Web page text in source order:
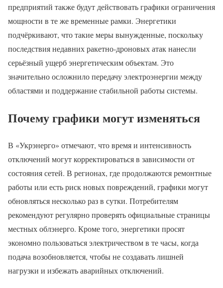
предприятий также будут действовать графики ограничения
мощности в те же временные рамки. Энергетики
подчёркивают, что такие меры вынужденные, поскольку
последствия недавних ракетно-дроновых атак нанесли
серьёзный ущерб энергетическим объектам. Это
значительно осложнило передачу электроэнергии между
областями и поддержание стабильной работы системы.
Почему графики могут изменяться
В «Укрэнерго» отмечают, что время и интенсивность
отключений могут корректироваться в зависимости от
состояния сетей. В регионах, где продолжаются ремонтные
работы или есть риск новых повреждений, графики могут
обновляться несколько раз в сутки. Потребителям
рекомендуют регулярно проверять официальные страницы
местных облэнерго. Кроме того, энергетики просят
экономно пользоваться электричеством в те часы, когда
подача возобновляется, чтобы не создавать лишней
нагрузки и избежать аварийных отключений.